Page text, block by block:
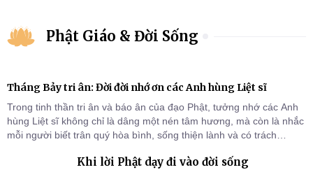
Phật Giáo & Đời Sống
Tháng Bảy tri ân: Đời đời nhớ ơn các Anh hùng Liệt sĩ
Trong tinh thần tri ân và báo ân của đạo Phật, tưởng nhớ các Anh
hùng Liệt sĩ không chỉ là dâng một nén tâm hương, mà còn là nhắc
mỗi người biết trân quý hòa bình, sống thiện lành và có trách
Khi lời Phật dạy đi vào đời sống